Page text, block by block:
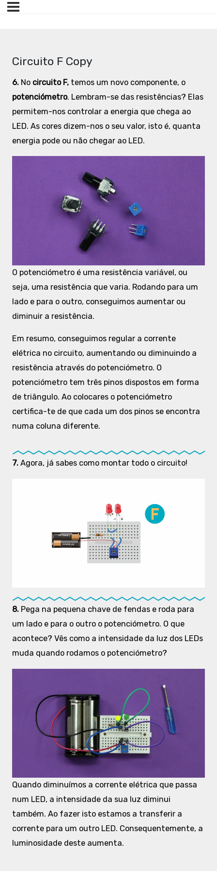
Circuito F Copy
6. No circuito F,temos um novo componente, o
potenciómetro. Lembram-se das resistências? Elas
permitem-nos controlar a energia que chega ao
LED. As cores dizem-nos o seu valor, isto é, quanta
energia pode ou não chegar ao LED.
O potenciómetro é uma resistência variável, ou
seja, uma resistência que varia. Rodando para um
lado e para o outro, conseguimos aumentar ou
diminuir a resistência.
Em resumo, conseguimos regular a corrente
elétrica no circuito, aumentando ou diminuindo a
resistência através do potenciómetro. O
potenciómetro tem três pinos dispostos em forma
de triângulo. Ao colocares o potenciómetro
certifica-te de que cada um dos pinos se encontra
numa coluna diferente.
7. Agora, já sabes como montar todo o circuito!
8. Pega na pequena chave de fendas e roda para
um lado e para o outro o potenciómetro. O que
acontece? Vês como a intensidade da luz dos LEDs
muda quando rodamos o potenciómetro?
Quando diminuímos a corrente elétrica que passa
num LED, a intensidade da sua luz diminui
também. Ao fazer isto estamos a transferir a
corrente para um outro LED. Consequentemente, a
luminosidade deste aumenta.